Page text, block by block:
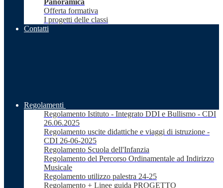
Panoramica
Offerta formativa
I progetti delle classi
Contatti
Regolamenti
Regolamento Istituto - Integrato DDI e Bullismo - CDI
26.06.2025
Regolamento uscite didattiche e viaggi di istruzione -
CDI 26-06-2025
Regolamento Scuola dell'Infanzia
Regolamento del Percorso Ordinamentale ad Indirizzo
Musicale
Regolamento utilizzo palestra 24-25
Regolamento + Linee guida PROGETTO